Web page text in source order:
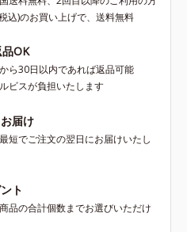
込)のお買い上げで、送料無料
OK
ら30日以内であれば返品可能
ビスが負担いたします
届け
短でご注文の翌日にお届けいたし
ト
品の合計個数までお選びいただけ